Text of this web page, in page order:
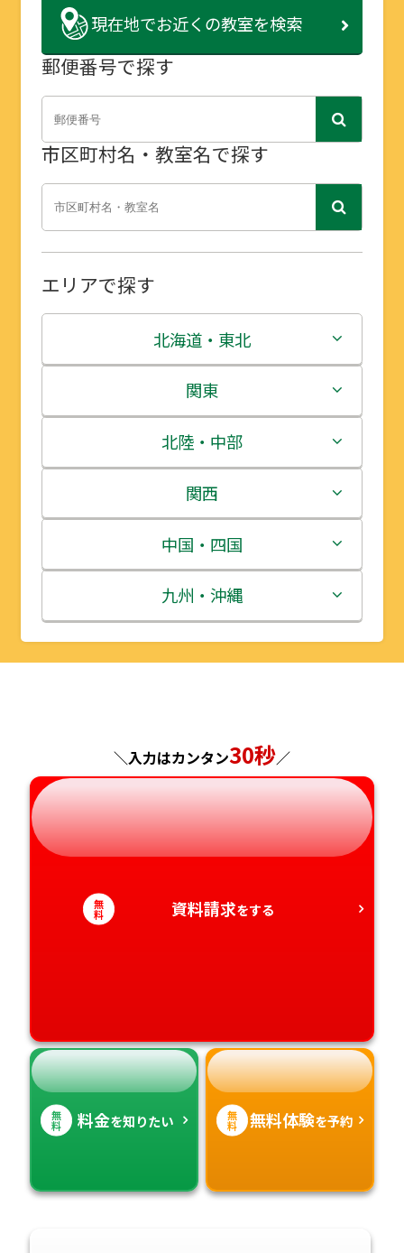
現在地でお近くの教室を検索
郵便番号で探す
市区町村名・教室名で探す
エリアで探す
北海道・東北
北海道
青森県
岩手県
宮城県
秋田県
山形県
関東
茨城県
栃木県
群馬県
埼玉県
千葉県
北陸・中部
新潟県
富山県
石川県
福井県
岐阜県
静岡県
関西
三重県
滋賀県
京都府
奈良県
和歌山県
中国・四国
鳥取県
島根県
山口県
徳島県
九州・沖縄
福岡県
熊本県
大分県
宮崎県
＼入力はカンタン30秒／
無
料 資料請求をする
無
料 料金を知りたい 無
料 無料体験を予約